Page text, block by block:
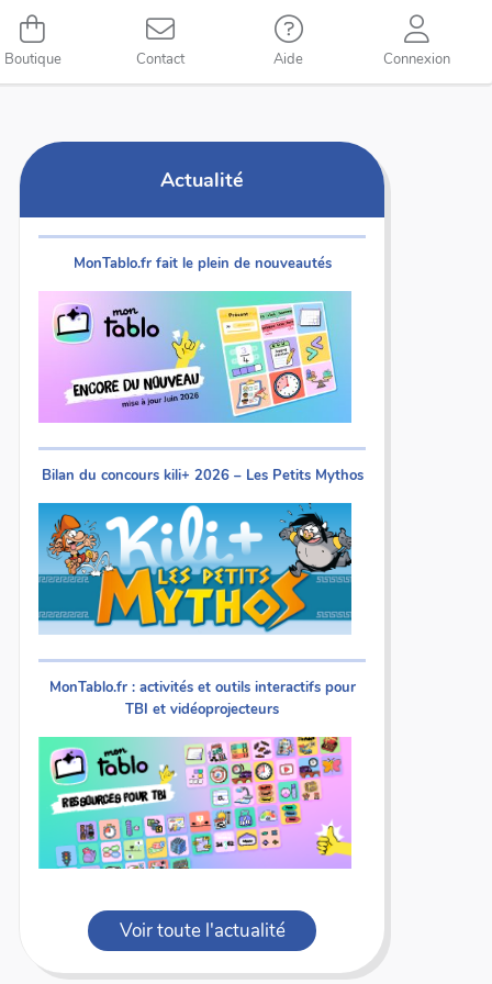
Boutique Contact Aide Connexion
Actualité
MonTablo.fr fait le plein de nouveautés
Bilan du concours kili+ 2026 – Les Petits Mythos
MonTablo.fr : activités et outils interactifs pour
TBI et vidéoprojecteurs
Voir toute l'actualité